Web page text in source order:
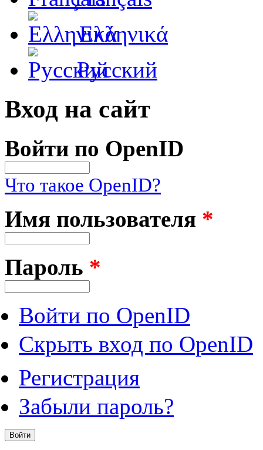
Ελληνικά
Русский
Вход на сайт
Войти по OpenID
Что такое OpenID?
Имя пользователя *
Пароль *
Войти по OpenID
Скрыть вход по OpenID
Регистрация
Забыли пароль?